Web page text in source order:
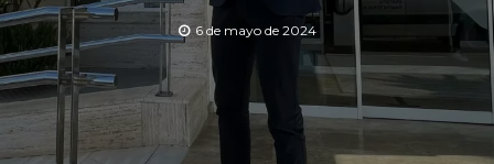
6 de mayo de 2024